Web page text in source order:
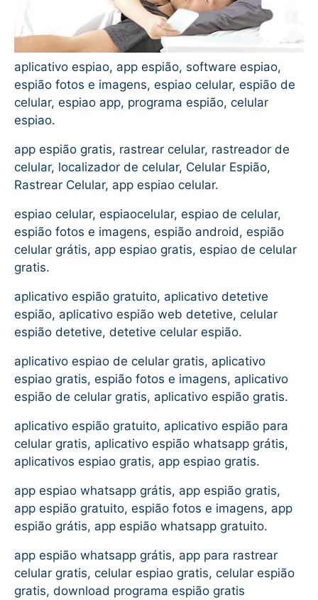
aplicativo espiao, app espião, software espiao,
espião fotos e imagens, espiao celular, espião de
celular, espiao app, programa espião, celular
espiao.
app espião gratis, rastrear celular, rastreador de
celular, localizador de celular, Celular Espião,
Rastrear Celular, app espiao celular.
espiao celular, espiaocelular, espiao de celular,
espião fotos e imagens, espião android, espião
celular grátis, app espiao gratis, espiao de celular
gratis.
aplicativo espião gratuito, aplicativo detetive
espião, aplicativo espião web detetive, celular
espião detetive, detetive celular espião.
aplicativo espiao de celular gratis, aplicativo
espiao gratis, espião fotos e imagens, aplicativo
espião de celular gratis, aplicativo espião gratis.
aplicativo espião gratuito, aplicativo espião para
celular gratis, aplicativo espião whatsapp grátis,
aplicativos espiao gratis, app espiao gratis.
app espiao whatsapp grátis, app espião gratis,
app espião gratuito, espião fotos e imagens, app
espião grátis, app espião whatsapp gratuito.
app espião whatsapp grátis, app para rastrear
celular gratis, celular espiao gratis, celular espião
gratis, download programa espião gratis